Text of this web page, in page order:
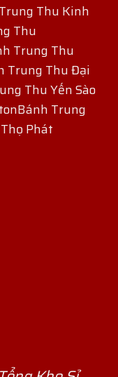
Thu Kinh
Thu
Trung Thu
Trung Thu Đại
Thu Yến Sào
Bánh Trung
Phát